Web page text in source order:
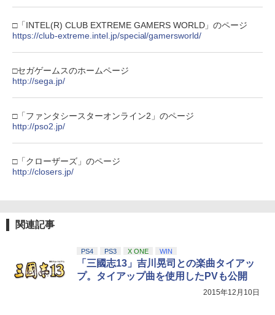
￥6,350
5
スクウェア・エニックス ファイナルファ
ンタジー レゾナンス【PS5】 ELJM3096
ホルダー ROCKET 6cm】おもしろ雑
貨 ゲームウォッチ 景品 粗品 携
帯 GAME 暇つぶし ミニゲーム 携
帯 ポータブル ボケ防止 ボタン電
テトリス ブロックくずし シューティ
たいシール ウーパールーパー + Minecr
￥3,870
5
￥9,000
5
￥5,000
トローラー ミッドナイト ブラック(CFI-
ZCT2J01)
￥10,737
トローラー(CFI-ZCT2J)
￥10,737
5
【国内正規品】Thrustmaster スラスト
マスター TH8S シフター - PC、PS4、P
s X|S 対応の高精度 H パターン シフター
￥14,141
￥10,780
4
劇場版「鬼滅の刃」無限城編 第一章 猗
y』Blu-ray（特装限定版）
□「INTEL(R) CLUB EXTREME GAMERS WORLD」のページ
https://club-extreme.intel.jp/special/gamersworld/
□セガゲームスのホームページ
http://sega.jp/
□「ファンタシースターオンライン2」のページ
http://pso2.jp/
□「クローザーズ」のページ
http://closers.jp/
関連記事
PS4 PS3 X ONE WIN
「三國志13」吉川晃司との楽曲タイアッ
プ。タイアップ曲を使用したPVも公開
2015年12月10日